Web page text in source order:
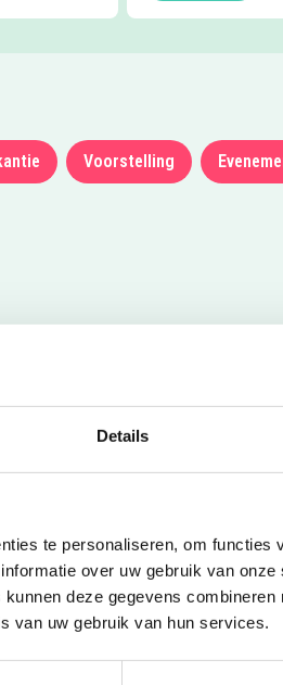
Details
te personaliseren, om functies
over uw gebruik van
deze gegevens
van uw gebruik van hun services.
Voorstelling